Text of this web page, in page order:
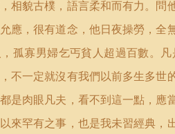
相貌古樸，語言柔和而有力。
應，很有道念，他日夜操勞，
孤寡男婦乞丐貧人超過百數。
不一定就沒有我們以前多生多
是肉眼凡夫，看不到這一點，
來罕有之事，也是我未習經典